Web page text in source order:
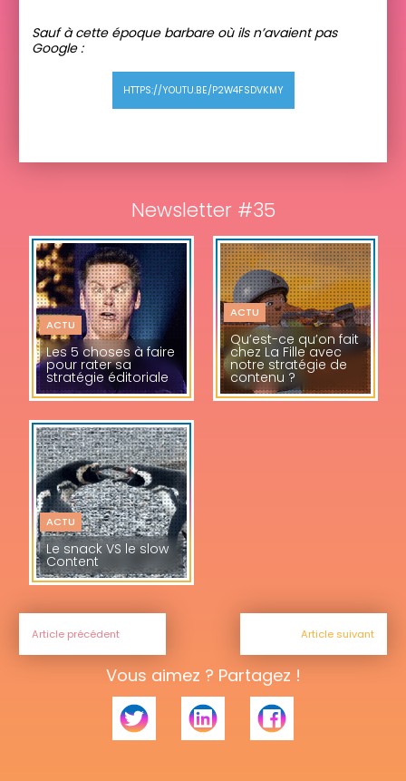
Sauf à cette époque barbare où ils n’avaient pas
Google :
HTTPS://YOUTU.BE/P2W4FSDVKMY
Newsletter #35
ACTU
Les 5 choses à faire
pour rater sa
stratégie éditoriale
ACTU
Qu’est-ce qu’on fait
chez La Fille avec
notre stratégie de
contenu ?
ACTU
Le snack VS le slow
Content
Article précédent
Vous aimez ? Partagez !
Article suivant